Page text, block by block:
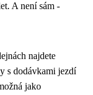
A není sám -
najdete
s dodávkami jezdí
jako